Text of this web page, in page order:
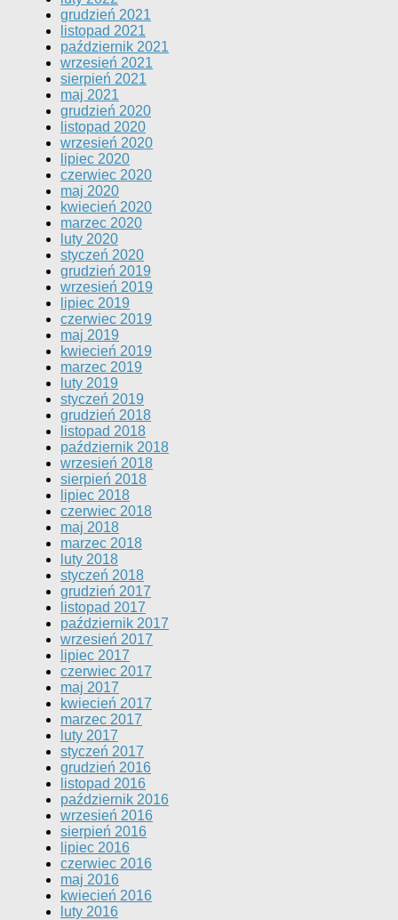
grudzień 2021
listopad 2021
październik 2021
wrzesień 2021
sierpień 2021
maj 2021
grudzień 2020
listopad 2020
wrzesień 2020
lipiec 2020
czerwiec 2020
maj 2020
kwiecień 2020
marzec 2020
luty 2020
styczeń 2020
grudzień 2019
wrzesień 2019
lipiec 2019
czerwiec 2019
maj 2019
kwiecień 2019
marzec 2019
luty 2019
styczeń 2019
grudzień 2018
listopad 2018
październik 2018
wrzesień 2018
sierpień 2018
lipiec 2018
czerwiec 2018
maj 2018
marzec 2018
luty 2018
styczeń 2018
grudzień 2017
listopad 2017
październik 2017
wrzesień 2017
lipiec 2017
czerwiec 2017
maj 2017
kwiecień 2017
marzec 2017
luty 2017
styczeń 2017
grudzień 2016
listopad 2016
październik 2016
wrzesień 2016
sierpień 2016
lipiec 2016
czerwiec 2016
maj 2016
kwiecień 2016
luty 2016